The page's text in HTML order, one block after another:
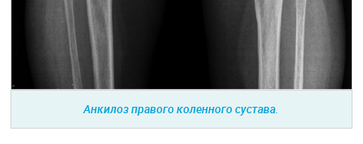
Анкилоз правого коленного сустава.